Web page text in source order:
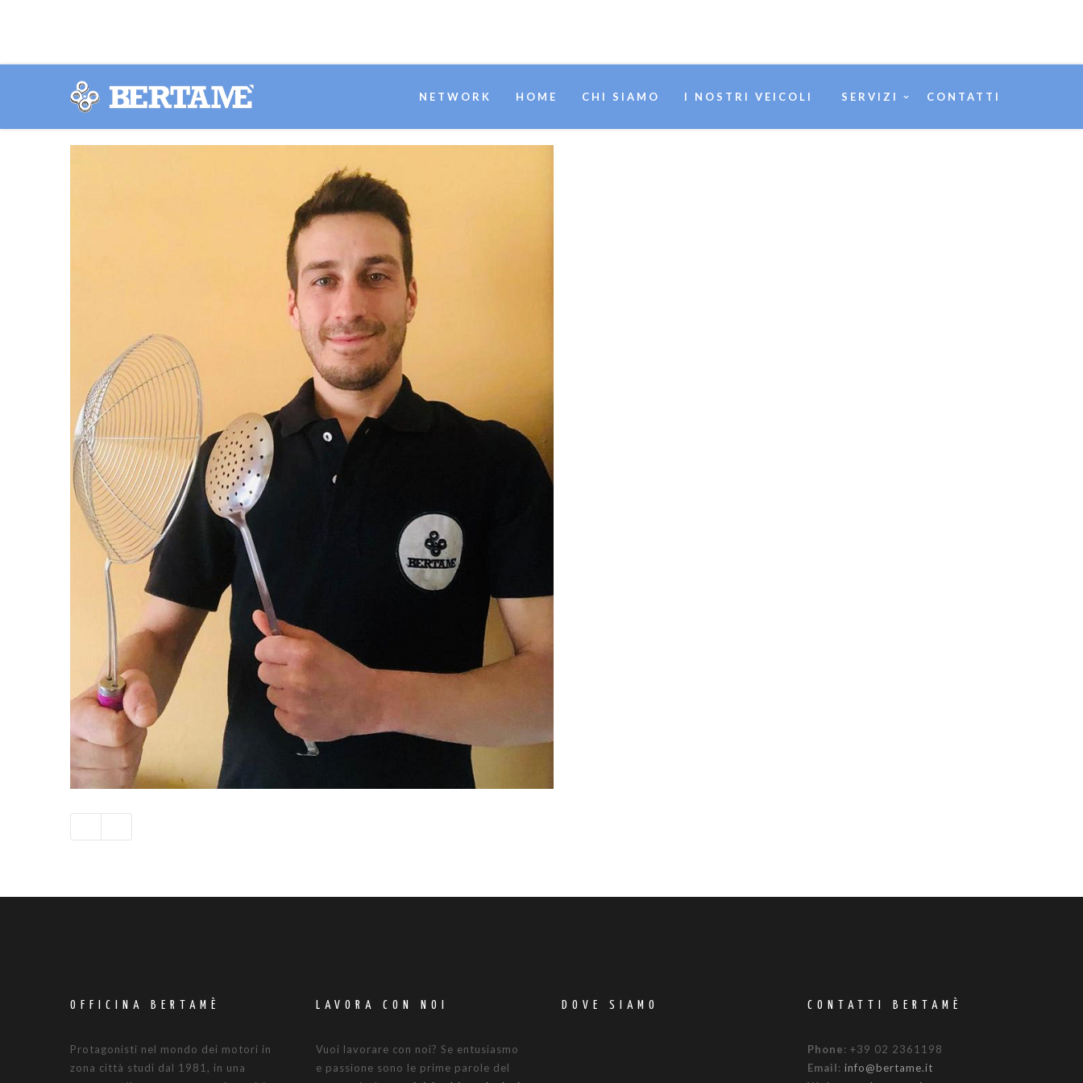
NETWORK HOME CHI SIAMO I NOSTRI VEICOLI SERVIZI CONTATTI
OFFICINA BERTAMÈ
Protagonisti nel mondo dei motori in
zona città studi dal 1981, in una
LAVORA CON NOI
Vuoi lavorare con noi? Se entusiasmo
e passione sono le prime parole del
DOVE SIAMO CONTATTI BERTAMÈ
Phone: +39 02 2361198
Email: info@bertame.it